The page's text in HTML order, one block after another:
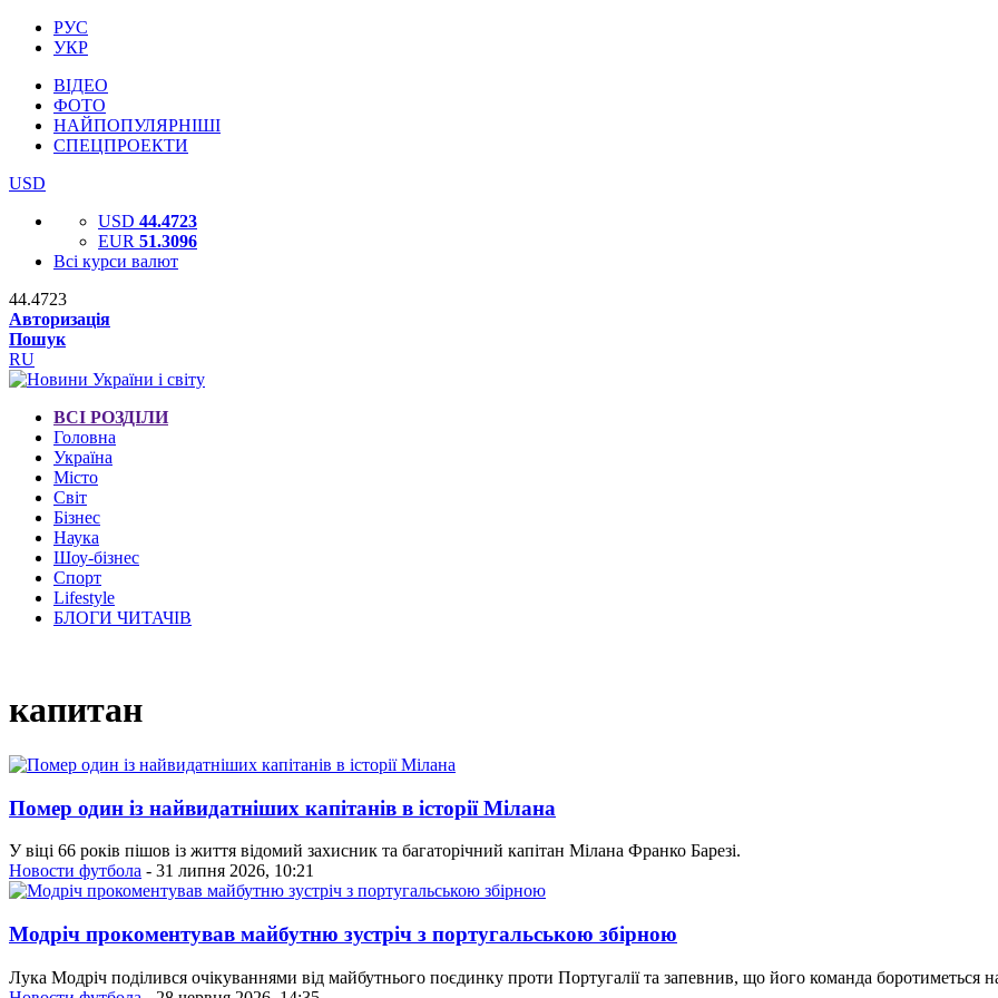
РУС
УКР
ВІДЕО
ФОТО
НАЙПОПУЛЯРНІШІ
СПЕЦПРОЕКТИ
USD
USD 44.4723
EUR 51.3096
Всі курси валют
44.4723
Авторизація
Пошук
RU
ВСІ РОЗДІЛИ
Головна
Україна
Місто
Світ
Бізнес
Наука
Шоу-бізнес
Спорт
Lifestyle
БЛОГИ ЧИТАЧІВ
капитан
Помер один із найвидатніших капітанів в історії Мілана
У віці 66 років пішов із життя відомий захисник та багаторічний капітан Мілана Франко Барезі.
Новости футбола - 31 липня 2026, 10:21
Модріч прокоментував майбутню зустріч з португальською збірною
Лука Модріч поділився очікуваннями від майбутнього поєдинку проти Португалії та запевнив, що його команда боротиметься